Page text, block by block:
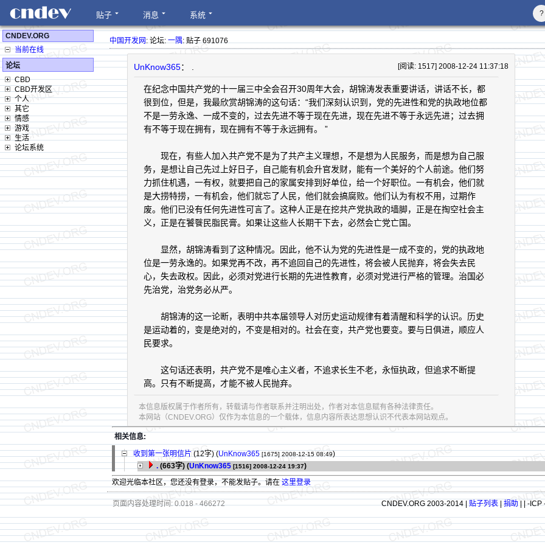
贴子 消息 系统 ?
CNDEV.ORG
当前在线
论坛
CBD
CBD开发区
个人
其它
情感
游戏
生活
论坛系统
中国开发网: 论坛:一隅: 贴子 691076
UnKnow365： . [阅读: 1517] 2008-12-24 11:37:18
在纪念中国共产党的十一届三中全会召开30周年大会，胡锦涛发表重要讲话，讲话不长，都
很到位，但是，我最欣赏胡锦涛的这句话：“我们深刻认识到，党的先进性和党的执政地位都
不是一劳永逸、一成不变的，过去先进不等于现在先进，现在先进不等于永远先进；过去拥
有不等于现在拥有，现在拥有不等于永远拥有。 ”
现在，有些人加入共产党不是为了共产主义理想，不是想为人民服务，而是想为自己服
务，是想让自己先过上好日子，自己能有机会升官发财，能有一个美好的个人前途。他们努
力抓住机遇，一有权，就要把自己的家属安排到好单位，给一个好职位。一有机会，他们就
是大捞特捞，一有机会，他们就忘了人民，他们就会搞腐败。他们认为有权不用，过期作
废。他们已没有任何先进性可言了。这种人正是在挖共产党执政的墙脚，正是在掏空社会主
义，正是在饕餮民脂民膏。如果让这些人长期干下去，必然会亡党亡国。
显然，胡锦涛看到了这种情况。因此，他不认为党的先进性是一成不变的，党的执政地
位是一劳永逸的。如果党再不改，再不追回自己的先进性，将会被人民抛弃，将会失去民
心，失去政权。因此，必须对党进行长期的先进性教育，必须对党进行严格的管理。治国必
先治党，治党务必从严。
胡锦涛的这一论断，表明中共本届领导人对历史运动规律有着清醒和科学的认识。历史
是运动着的，变是绝对的，不变是相对的。社会在变，共产党也要变。要与日俱进，顺应人
民要求。
这句话还表明，共产党不是唯心主义者，不追求长生不老，永恒执政，但追求不断提
高。只有不断提高，才能不被人民抛弃。
本信息版权属于作者所有，转载请与作者联系并注明出处，作者对本信息赋有各种法律责任。
本网站（CNDEV.ORG）仅作为本信息的一个载体，信息内容所表达思想认识不代表本网站观点。
相关信息:
收到第一张明信片 (12字) (UnKnow365 [1675] 2008-12-15 08:49)
. (663字) (UnKnow365 [1516] 2008-12-24 19:37)
欢迎光临本社区，您还没有登录，不能发贴子。请在这里登录
页面内容处理时间: 0.018 - 466272 CNDEV.ORG 2003-2014 |贴子列表|捐助|| -ICP